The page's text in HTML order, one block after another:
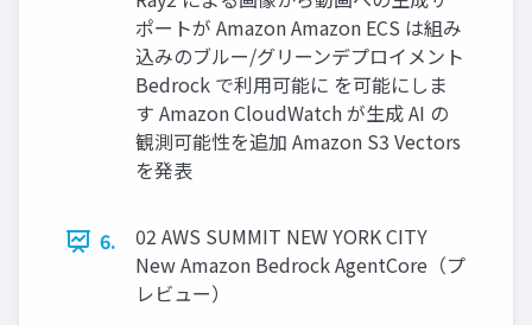
ポートが Amazon Amazon ECS は組み
込みのブルー/グリーンデプロイメント
Bedrock で利用可能に を可能にしま
す Amazon CloudWatch が生成 AI の
観測可能性を追加 Amazon S3 Vectors
を発表
6.
02 AWS SUMMIT NEW YORK CITY
New Amazon Bedrock AgentCore（プ
レビュー）